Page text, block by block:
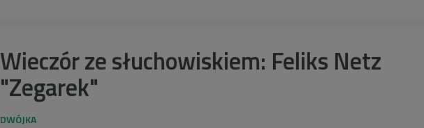
Wieczór ze słuchowiskiem: Feliks Netz
"Zegarek"